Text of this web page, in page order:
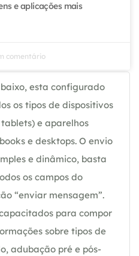
e aplicações mais
comentário
esta configurado
os tipos de dispositivos
e aparelhos
e desktops. O envio
e dinâmico, basta
os campos do
“enviar mensagem”.
para compor
sobre tipos de
adubação pré e pós-